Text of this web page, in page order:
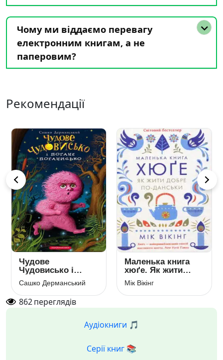
Чому ми віддаємо перевагу
електронним книгам, а не
паперовим?
Рекомендації
Чудове
Чудовисько і
Погане
Поганисько. Книга
3
Сашко Дерманський
Маленька книга
хюґе. Як жити
добре по-данськи
Мік Вікінг
862переглядів
Аудіокниги 🎵
Серії книг 📚